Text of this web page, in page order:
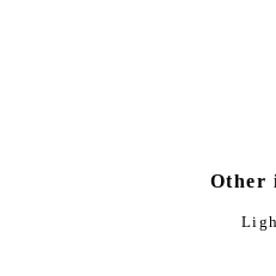
Other